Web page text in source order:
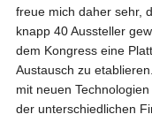
freue mich daher sehr,
knapp 40 Aussteller
dem Kongress eine
Austausch zu
mit neuen
der unterschiedlichen